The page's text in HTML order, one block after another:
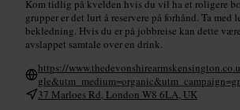
Kom tidlig på kvelden hvis du vil ha et roligere
grupper er det lurt å reservere på forhånd. Ta med
bekledning. Hvis du er på jobbreise kan dette
avslappet samtale over en drink.
https://
37 Marloes Rd, London W8 6LA, UK